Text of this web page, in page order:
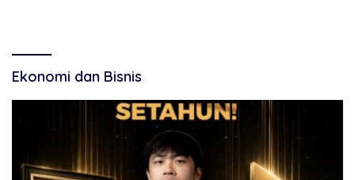
Ekonomi dan Bisnis